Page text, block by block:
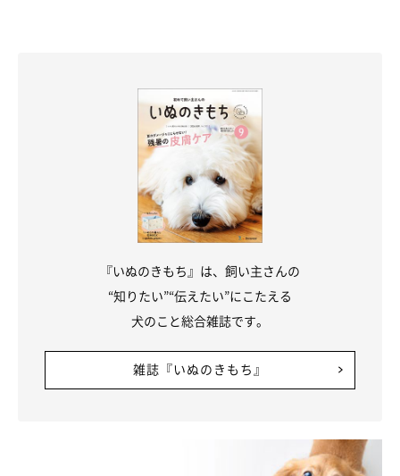
『いぬのきもち』は、飼い主さんの
“知りたい”“伝えたい”にこたえる
犬のこと総合雑誌です。
雑誌『いぬのきもち』